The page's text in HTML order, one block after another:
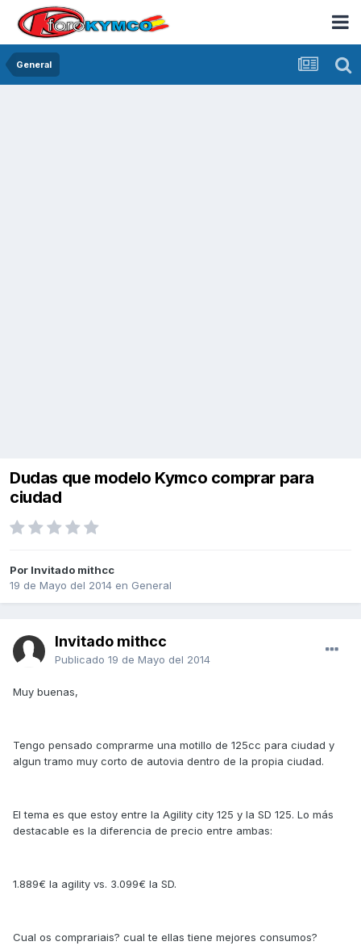
General
Dudas que modelo Kymco comprar para
ciudad
Por Invitado mithcc
19 de Mayo del 2014 en General
Invitado mithcc
Publicado 19 de Mayo del 2014
Muy buenas,
Tengo pensado comprarme una motillo de 125cc para ciudad y
algun tramo muy corto de autovia dentro de la propia ciudad.
El tema es que estoy entre la Agility city 125 y la SD 125. Lo más
destacable es la diferencia de precio entre ambas:
1.889€ la agility vs. 3.099€ la SD.
Cual os comprariais? cual te ellas tiene mejores consumos?